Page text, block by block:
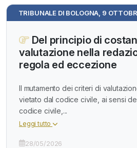
TRIBUNALE DI BOLOGNA, 9
Del principio di
valutazione nella
regola ed eccezione
Il mutamento dei criteri di
vietato dal codice civile, ai sensi
codice civile,...
Leggi tutto
28/05/2026